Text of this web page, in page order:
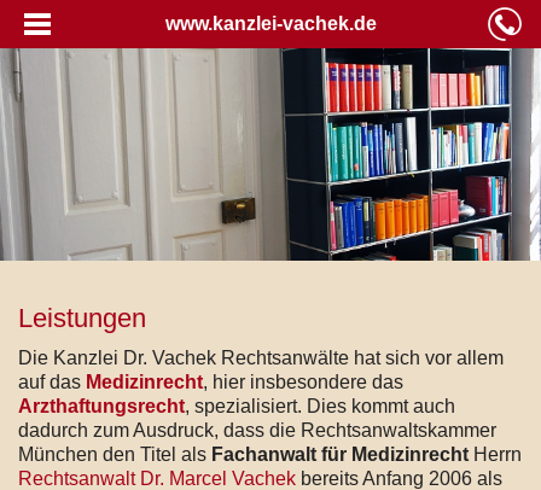
www.kanzlei-vachek.de
Leistungen
Die Kanzlei Dr. Vachek Rechtsanwälte hat sich vor allem
auf das Medizinrecht, hier insbesondere das
Arzthaftungsrecht, spezialisiert. Dies kommt auch
dadurch zum Ausdruck, dass die Rechtsanwaltskammer
München den Titel als Fachanwalt für Medizinrecht Herrn
Rechtsanwalt Dr. Marcel Vachek bereits Anfang 2006 als